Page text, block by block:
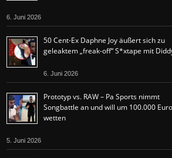
6. Juni 2026
50 Cent-Ex Daphne Joy äußert sich zu
geleaktem „freak-off“ S*xtape mit
6. Juni 2026
Prototyp vs. RAW – Pa Sports nimmt
Songbattle an und will um 100.000 Euro
wetten
5. Juni 2026